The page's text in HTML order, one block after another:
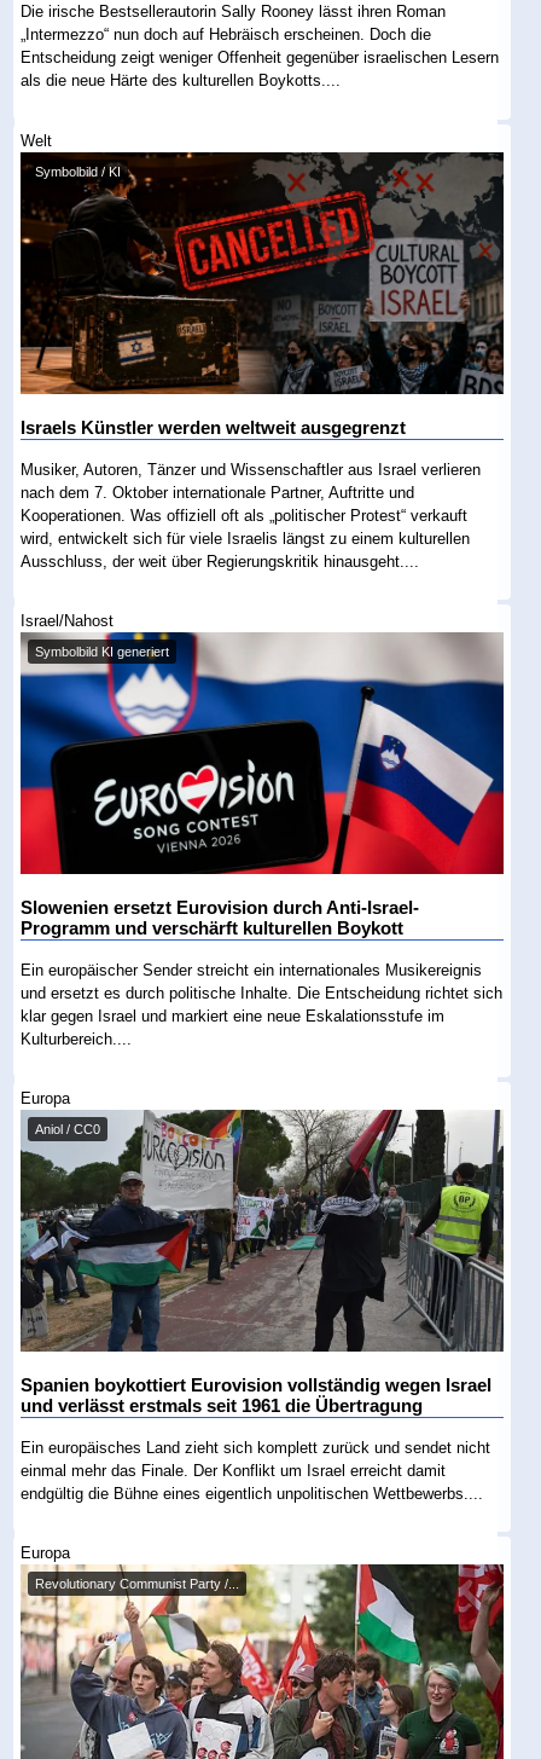
Die irische Bestsellerautorin Sally Rooney lässt ihren Roman
„Intermezzo“ nun doch auf Hebräisch erscheinen. Doch die
Entscheidung zeigt weniger Offenheit gegenüber israelischen Lesern
als die neue Härte des kulturellen Boykotts....
Welt
Symbolbild / KI
Israels Künstler werden weltweit ausgegrenzt
Musiker, Autoren, Tänzer und Wissenschaftler aus Israel verlieren
nach dem 7. Oktober internationale Partner, Auftritte und
Kooperationen. Was offiziell oft als „politischer Protest“ verkauft
wird, entwickelt sich für viele Israelis längst zu einem kulturellen
Ausschluss, der weit über Regierungskritik hinausgeht....
Israel/Nahost
Symbolbild KI generiert
Slowenien ersetzt Eurovision durch Anti-Israel-
Programm und verschärft kulturellen Boykott
Ein europäischer Sender streicht ein internationales Musikereignis
und ersetzt es durch politische Inhalte. Die Entscheidung richtet sich
klar gegen Israel und markiert eine neue Eskalationsstufe im
Kulturbereich....
Europa
Aniol / CC0
Spanien boykottiert Eurovision vollständig wegen Israel
und verlässt erstmals seit 1961 die Übertragung
Ein europäisches Land zieht sich komplett zurück und sendet nicht
einmal mehr das Finale. Der Konflikt um Israel erreicht damit
endgültig die Bühne eines eigentlich unpolitischen Wettbewerbs....
Europa
Revolutionary Communist Party /...